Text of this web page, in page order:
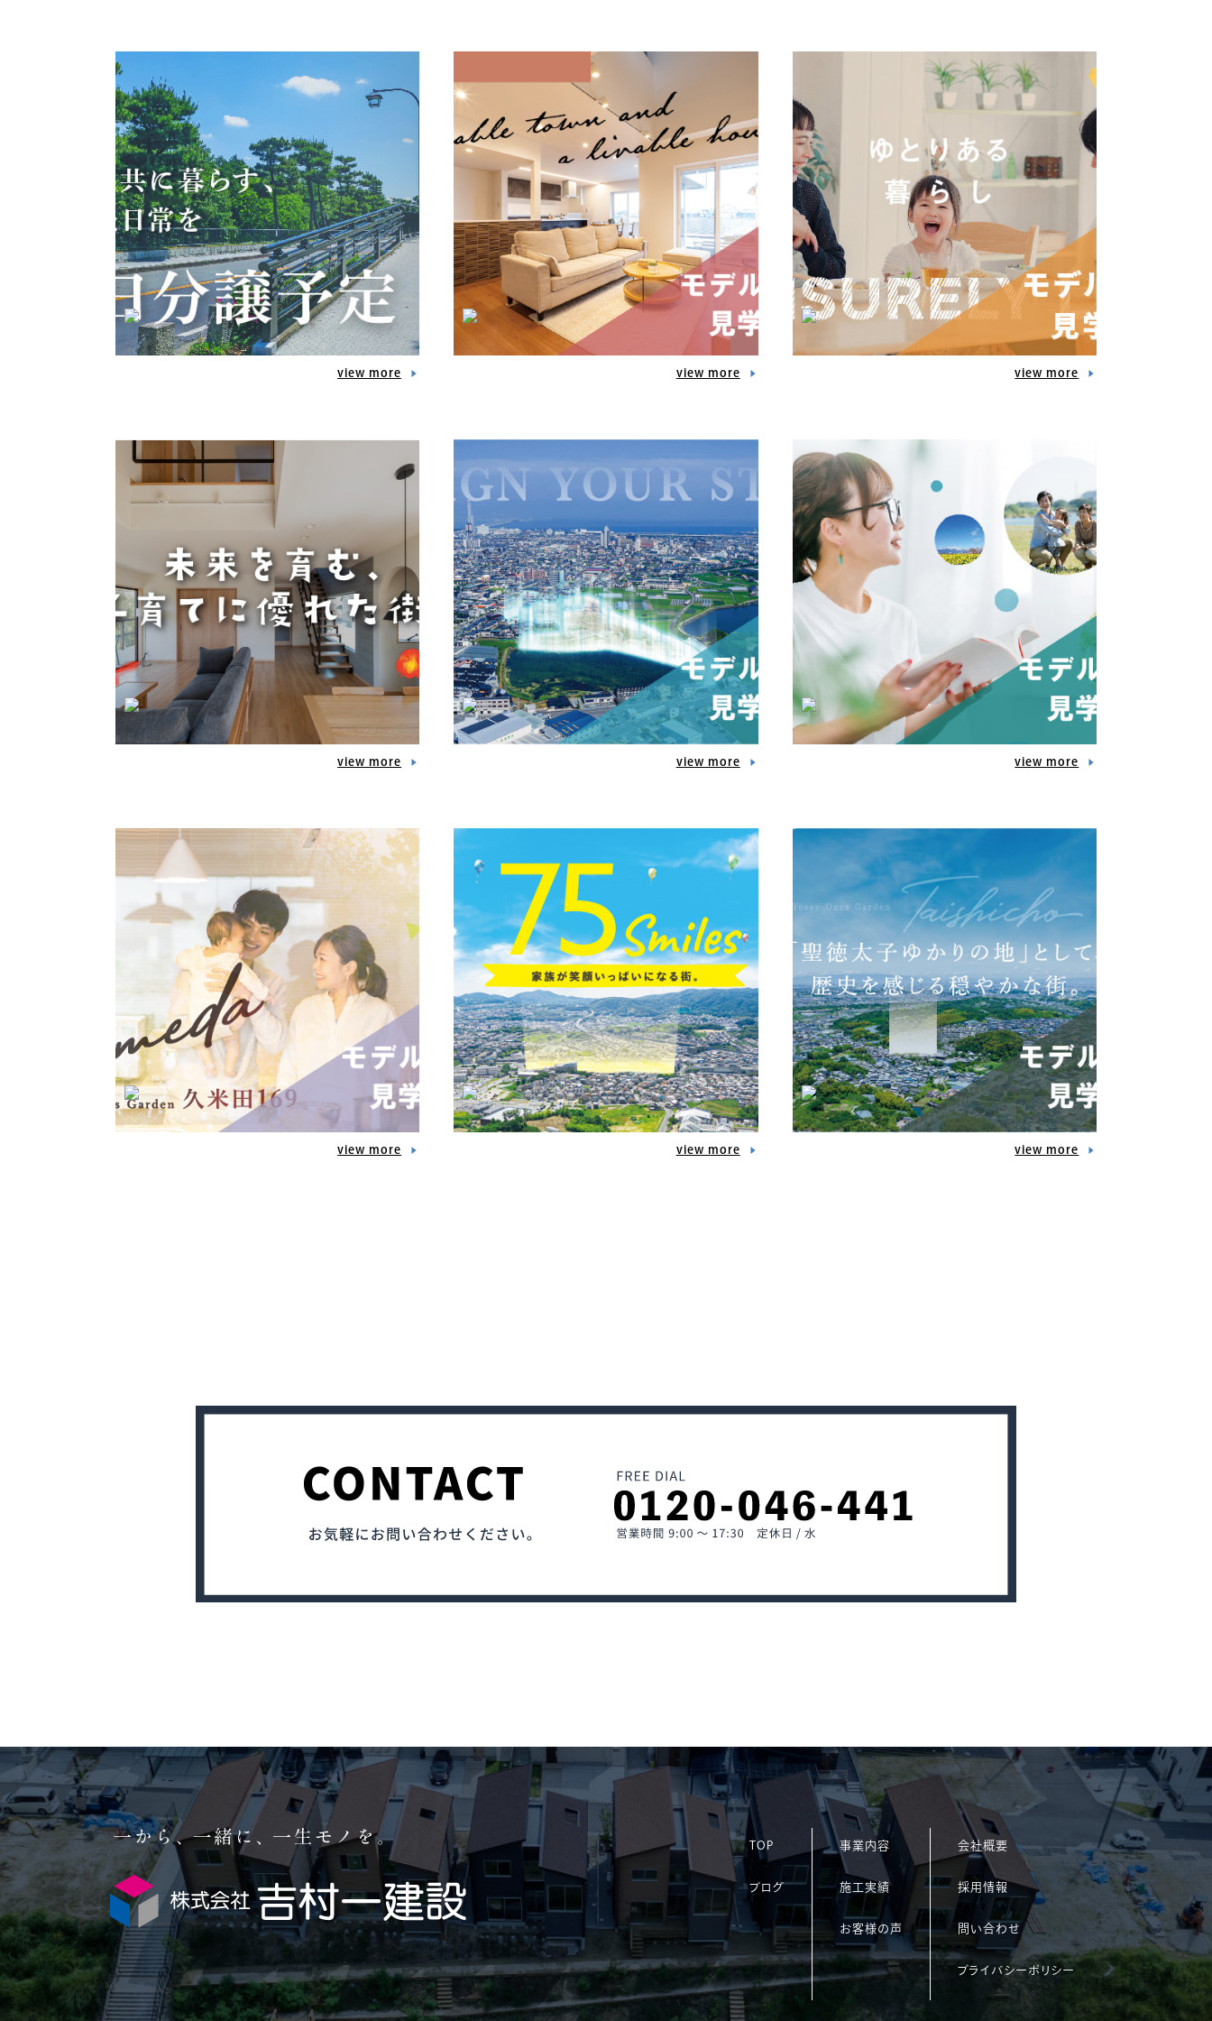
view more view more view more
view more view more view more
view more view more view more
TOP
ブログ
事業内容
施工実績
お客様の声
会社概要
採用情報
問い合わせ
プライバシーポリシー